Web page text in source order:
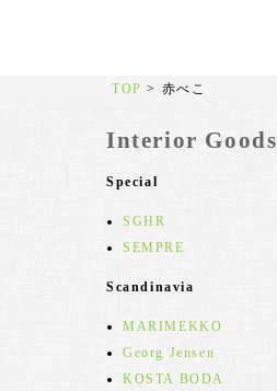
TOP > 赤べこ
Interior Goods
Special
SGHR
SEMPRE
Scandinavia
MARIMEKKO
Georg Jensen
KOSTA BODA